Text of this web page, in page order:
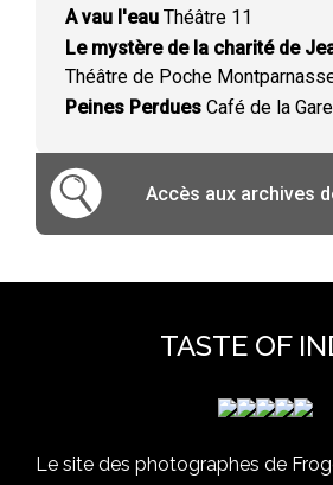
A vau l'eau Théâtre 11
Le mystère de la charité de
Théâtre de Poche
Peines Perdues Café de la
Accès aux archives
TASTE OF
Le site des photographes de